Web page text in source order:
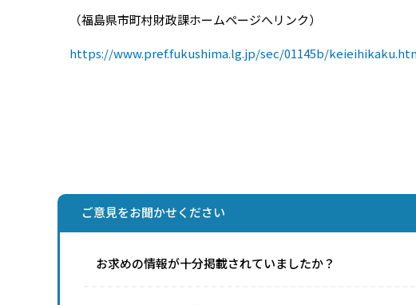
（福島県市町村財政課ホームページへリンク）
https://www.pref.fukushima.lg.jp/sec/01145b/
ご意見をお聞かせください
お求めの情報が十分掲載されていましたか？